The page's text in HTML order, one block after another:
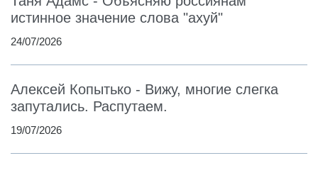
истинное значение слова "ахуй"
24/07/2026
Алексей Копытько - Вижу, многие слегка
запутались. Распутаем.
19/07/2026